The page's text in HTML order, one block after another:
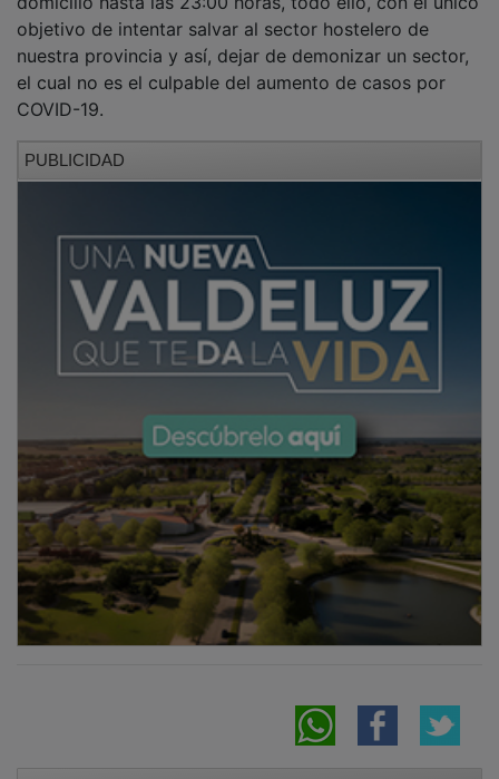
objetivo de intentar salvar al sector hostelero de
nuestra provincia y así, dejar de demonizar un sector,
el cual no es el culpable del aumento de casos por
COVID-19.